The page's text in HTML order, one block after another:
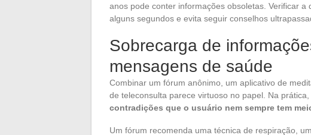
anos pode conter informações obsoletas. Verificar
alguns segundos e evita seguir conselhos
Sobrecarga de
mensagens de saúde
Combinar um fórum anônimo, um aplicativo de
de teleconsulta parece virtuoso no papel. Na prática,
contradições que o usuário nem sempre tem
Um fórum recomenda uma técnica de respiração,